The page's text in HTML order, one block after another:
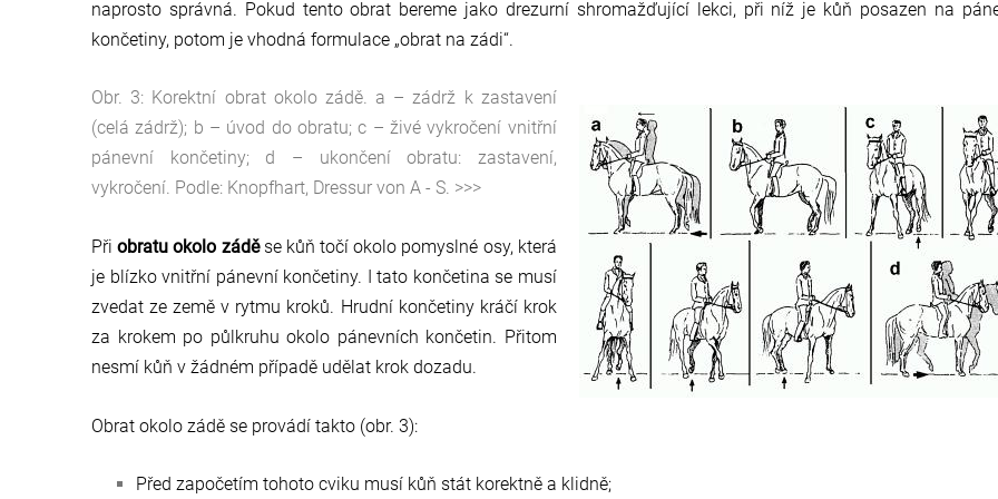
naprosto správná. Pokud tento obrat bereme jako drezurní shromažďující lekci, při níž je kůň posazen na
končetiny, potom je vhodná formulace „obrat na zádi“.
Obr. 3: Korektní obrat okolo zádě. a – zádrž k zastavení
(celá zádrž); b – úvod do obratu; c – živé vykročení vnitřní
pánevní končetiny; d – ukončení obratu: zastavení,
vykročení. Podle: Knopfhart, Dressur von A - S. >>>
Přiobratu okolo záděse kůň točí okolo pomyslné osy, která
je blízko vnitřní pánevní končetiny. I tato končetina se musí
zvedat ze země v rytmu kroků. Hrudní končetiny kráčí krok
za krokem po půlkruhu okolo pánevních končetin. Přitom
nesmí kůň v žádném případě udělat krok dozadu.
Obrat okolo zádě se provádí takto (obr. 3):
Před započetím tohoto cviku musí kůň stát korektně a klidně;